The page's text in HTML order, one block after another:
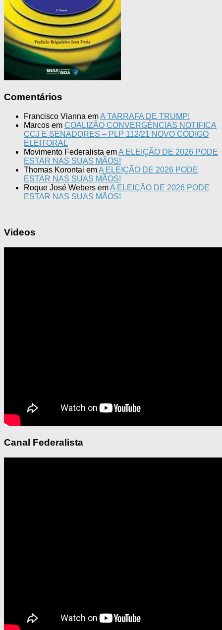
Comentários
Francisco Vianna emA TARRAFA DE TRUMP!
Marcos em COALIZÃO CONVERGÊNCIAS NOTIFICA
CCJ E SENADORES – PLP 112/21 NOVO CÓDIGO
ELEITORAL
Movimento Federalista emA ELEIÇÃO DE 2026 PODE
ESTAR NAS SUAS MÃOS!
Thomas Korontai emA ELEIÇÃO DE 2026 PODE
ESTAR NAS SUAS MÃOS!
Roque José Webers emA ELEIÇÃO DE 2026 PODE
ESTAR NAS SUAS MÃOS!
Videos
Canal Federalista